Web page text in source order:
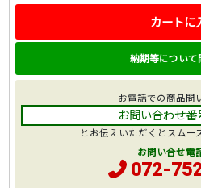
カートに
納期等について
お電話での商品問
お問い合わせ番
とお伝えいただくとスムー
お問い合せ電
072-